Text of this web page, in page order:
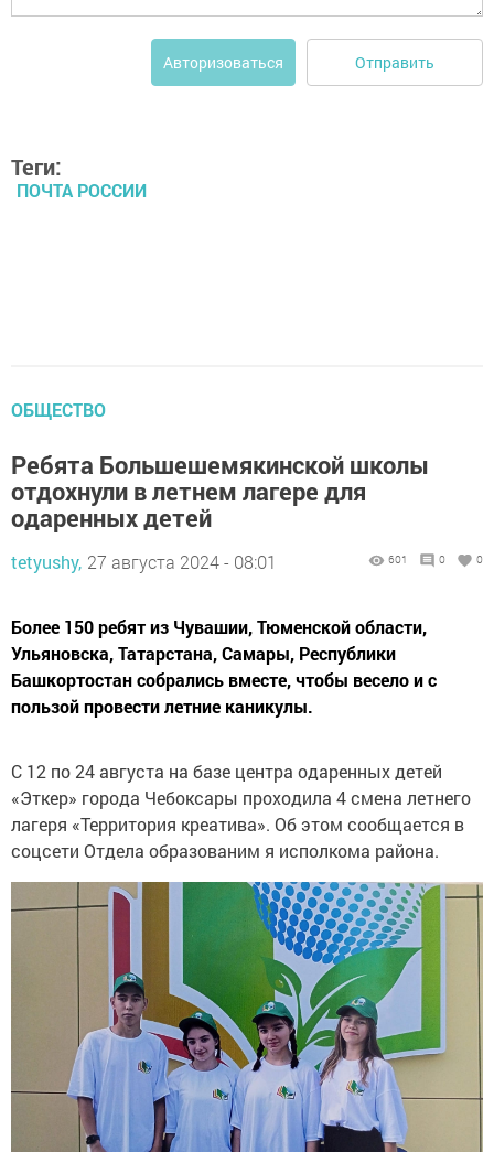
Авторизоваться Отправить
Теги:
ПОЧТА РОССИИ
ОБЩЕСТВО
Ребята Большешемякинской школы
отдохнули в летнем лагере для
одаренных детей
tetyushy, 27 августа 2024 - 08:01 601 0 0
Более 150 ребят из Чувашии, Тюменской области,
Ульяновска, Татарстана, Самары, Республики
Башкортостан собрались вместе, чтобы весело и с
пользой провести летние каникулы.
С 12 по 24 августа на базе центра одаренных детей
«Эткер» города Чебоксары проходила 4 смена летнего
лагеря «Территория креатива». Об этом сообщается в
соцсети Отдела образованим я исполкома района.